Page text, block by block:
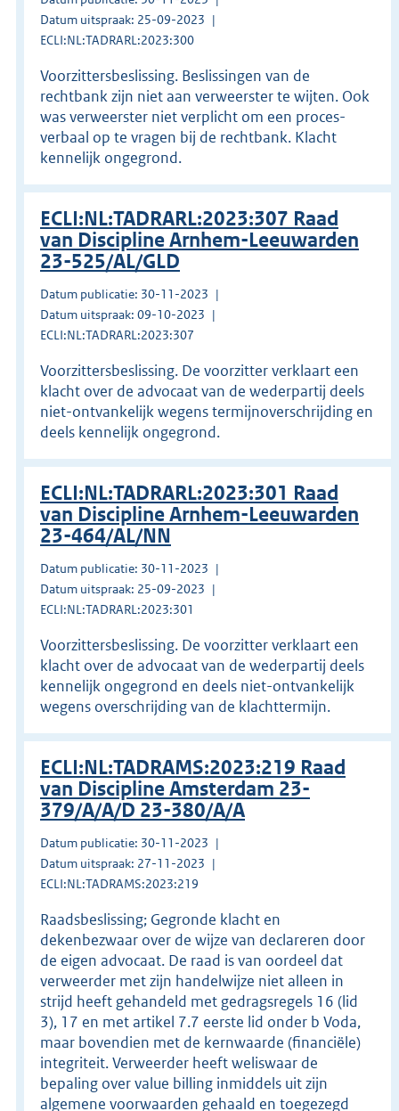
Datum uitspraak: 25-09-2023
ECLI:NL:TADRARL:2023:300
Voorzittersbeslissing. Beslissingen van de
rechtbank zijn niet aan verweerster te wijten. Ook
was verweerster niet verplicht om een proces-
verbaal op te vragen bij de rechtbank. Klacht
kennelijk ongegrond.
ECLI:NL:TADRARL:2023:307 Raad
van Discipline Arnhem-Leeuwarden
23-525/AL/GLD
Datum publicatie: 30-11-2023
Datum uitspraak: 09-10-2023
ECLI:NL:TADRARL:2023:307
Voorzittersbeslissing. De voorzitter verklaart een
klacht over de advocaat van de wederpartij deels
niet-ontvankelijk wegens termijnoverschrijding en
deels kennelijk ongegrond.
ECLI:NL:TADRARL:2023:301 Raad
van Discipline Arnhem-Leeuwarden
23-464/AL/NN
Datum publicatie: 30-11-2023
Datum uitspraak: 25-09-2023
ECLI:NL:TADRARL:2023:301
Voorzittersbeslissing. De voorzitter verklaart een
klacht over de advocaat van de wederpartij deels
kennelijk ongegrond en deels niet-ontvankelijk
wegens overschrijding van de klachttermijn.
ECLI:NL:TADRAMS:2023:219 Raad
van Discipline Amsterdam 23-
379/A/A/D 23-380/A/A
Datum publicatie: 30-11-2023
Datum uitspraak: 27-11-2023
ECLI:NL:TADRAMS:2023:219
Raadsbeslissing; Gegronde klacht en
dekenbezwaar over de wijze van declareren door
de eigen advocaat. De raad is van oordeel dat
verweerder met zijn handelwijze niet alleen in
strijd heeft gehandeld met gedragsregels 16 (lid
3), 17 en met artikel 7.7 eerste lid onder b Voda,
maar bovendien met de kernwaarde (financiële)
integriteit. Verweerder heeft weliswaar de
bepaling over value billing inmiddels uit zijn
algemene voorwaarden gehaald en toegezegd